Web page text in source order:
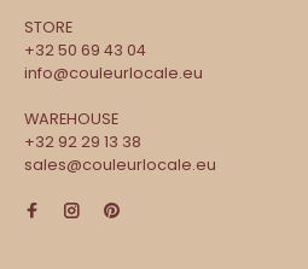
STORE
+32 50 69 43 04
info@couleurlocale.eu
WAREHOUSE
+32 92 29 13 38
sales@couleurlocale.eu